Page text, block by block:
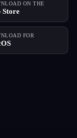
ON THE
Store
FOR